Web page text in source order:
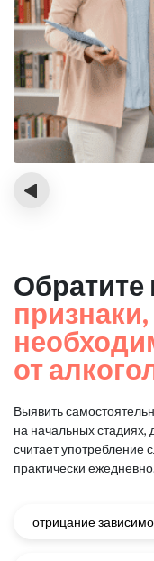
‹
от
Выявить
на начальных стадиях,
считает употребление
практически
отрицание